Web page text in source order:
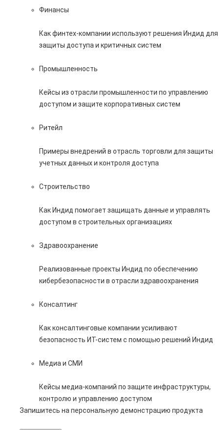
Финансы
Как финтех-компании используют решения Индид для
защиты доступа и критичных систем
Промышленность
Кейсы из отрасли промышленности по управлению
доступом и защите корпоративных систем
Ритейл
Примеры внедрений в отрасль торговли для защиты
учетных данных и контроля доступа
Строительство
Как Индид помогает защищать данные и управлять
доступом в строительных организациях
Здравоохранение
Реализованные проекты Индид по обеспечению
кибербезопасности в отрасли здравоохранения
Консалтинг
Как консалтинговые компании усиливают
безопасность ИТ-систем с помощью решений Индид
Медиа и СМИ
Кейсы медиа-компаний по защите инфраструктуры,
контролю и управлению доступом
Запишитесь на персональную демонстрацию продукта